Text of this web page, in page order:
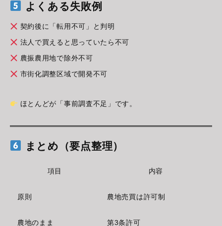
よくある失敗例
契約後に「転用不可」と判明
法人で買えると思っていたら不可
農振農用地で除外不可
市街化調整区域で開発不可
ほとんどが「事前調査不足」です。
まとめ（要点整理）
項目 内容
原則 農地売買は許可制
農地のまま 第3条許可